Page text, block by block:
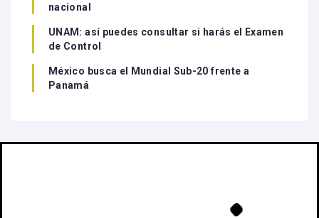
nacional
UNAM: así puedes consultar si harás el Examen
de Control
México busca el Mundial Sub-20 frente a
Panamá